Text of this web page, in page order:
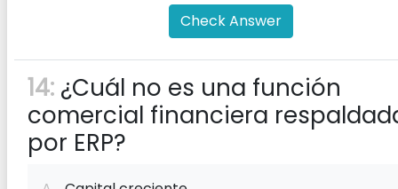
Check Answer
14: ¿Cuál no es una función
comercial financiera
por ERP?